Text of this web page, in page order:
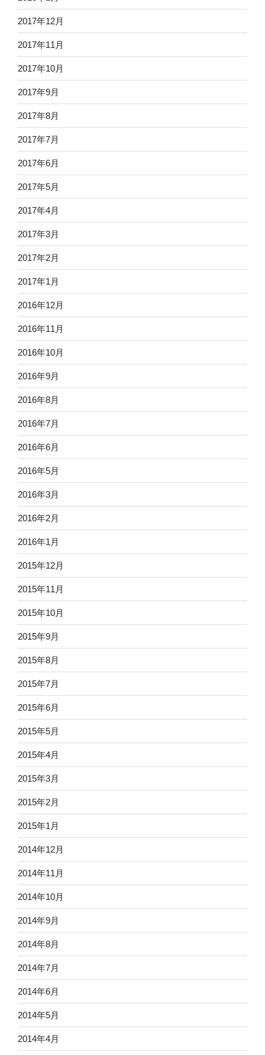
2017年12月
2017年11月
2017年10月
2017年9月
2017年8月
2017年7月
2017年6月
2017年5月
2017年4月
2017年3月
2017年2月
2017年1月
2016年12月
2016年11月
2016年10月
2016年9月
2016年8月
2016年7月
2016年6月
2016年5月
2016年3月
2016年2月
2016年1月
2015年12月
2015年11月
2015年10月
2015年9月
2015年8月
2015年7月
2015年6月
2015年5月
2015年4月
2015年3月
2015年2月
2015年1月
2014年12月
2014年11月
2014年10月
2014年9月
2014年8月
2014年7月
2014年6月
2014年5月
2014年4月